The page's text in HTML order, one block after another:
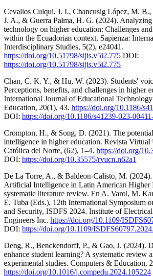
Cevallos Culqui, J. I., Chancusig López, M. B.,
J. A., & Guerra Palma, H. G. (2024).
technology on higher education: Challenges
within the Ecuadorian context. Sapienza:
Interdisciplinary Studies, 5(2), e24041.
https://doi.org/10.51798/sijis.v5i2.775 DOI:
https://doi.org/10.51798/sijis.v5i2.775
Chan, C. K. Y., & Hu, W. (2023). Students'
Perceptions, benefits, and challenges in higher
International Journal of Educational
Education, 20(1), 43. https://doi.org/10.1186/
DOI: https://doi.org/10.1186/s41239-023-
Crompton, H., & Song, D. (2021). The
intelligence in higher education. Revista Virtual
Católica del Norte, (62), 1–4. https://doi.org/
DOI: https://doi.org/10.35575/rvucn.n62a1
De La Torre, A., & Baldeon-Calisto, M. (2024).
Artificial Intelligence in Latin American Higher
systematic literature review. En A. Varol, M.
E. Tuba (Eds.), 12th International Symposium
and Security, ISDFS 2024. Institute of
Engineers Inc. https://doi.org/10.1109/
DOI: https://doi.org/10.1109/
Deng, R., Benckendorff, P., & Gao, J. (2024).
enhance student learning? A systematic review
experimental studies. Computers & Education,
https://doi.org/10.1016/j.compedu.2024.105224